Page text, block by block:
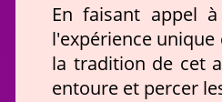
En faisant appel
l'expérience
la tradition de cet
entoure et percer